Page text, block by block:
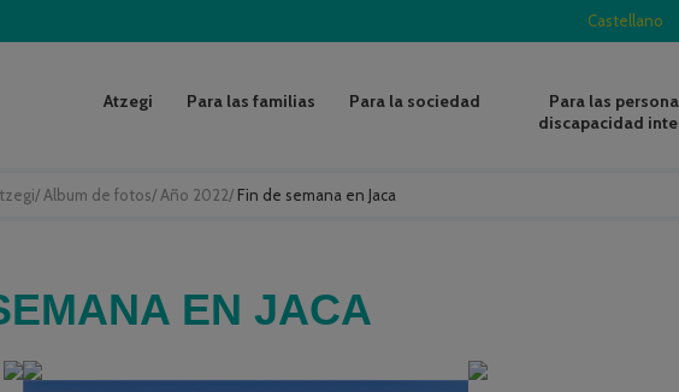
/ Album de fotos/ Año 2022/ Fin de semana en Jaca
Castellano
Atzegi Para las familias Para la sociedad
Para las
discapacidad
EN JACA